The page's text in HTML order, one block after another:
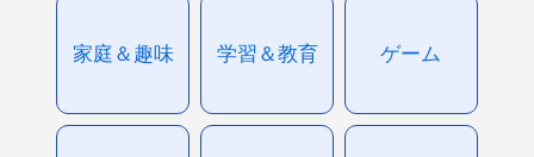
家庭＆趣味 学習＆教育 ゲーム